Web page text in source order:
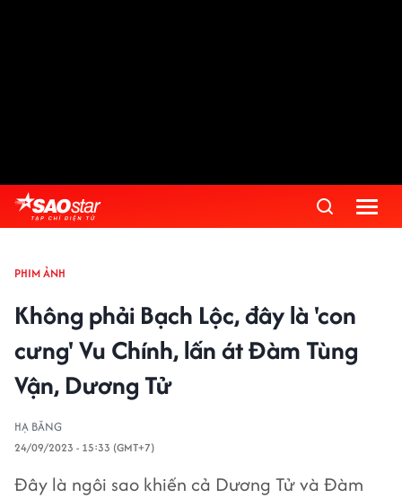
PHIM ẢNH
Không phải Bạch Lộc, đây là 'con
cưng' Vu Chính, lấn át Đàm Tùng
Vận, Dương Tử
HẠ BĂNG
24/09/2023 - 15:33 (GMT+7)
Đây là ngôi sao khiến cả Dương Tử và Đàm